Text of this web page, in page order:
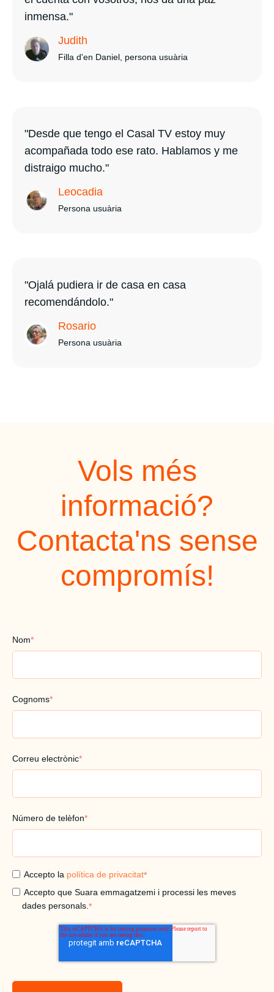
inmensa."
Judith
Filla d'en Daniel, persona usuària
"Desde que tengo el Casal TV estoy muy
acompañada todo ese rato. Hablamos y me
distraigo mucho."
Leocadia
Persona usuària
"Ojalá pudiera ir de casa en casa
recomendándolo."
Rosario
Persona usuària
Vols més
informació?
Contacta'ns sense
compromís!
Nom*
Cognoms*
Correu electrònic*
Número de telèfon*
Accepto la política de privacitat*
Accepto que Suara emmagatzemi i processi les meves
dades personals.*